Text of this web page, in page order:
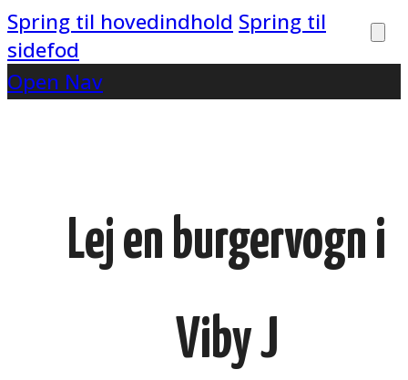
Spring til hovedindhold Spring til
sidefod
Open Nav
Lej en burgervogn i
Viby J